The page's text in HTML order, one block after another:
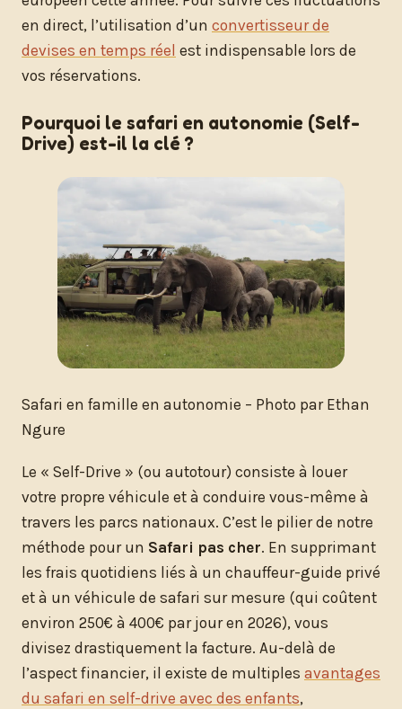
en direct, l’utilisation d’un convertisseur de
devises en temps réel est indispensable lors de
vos réservations.
Pourquoi le safari en autonomie (Self-
Drive) est-il la clé ?
Safari en famille en autonomie – Photo par Ethan
Ngure
Le « Self-Drive » (ou autotour) consiste à louer
votre propre véhicule et à conduire vous-même à
travers les parcs nationaux. C’est le pilier de notre
méthode pour un Safari pas cher. En supprimant
les frais quotidiens liés à un chauffeur-guide privé
et à un véhicule de safari sur mesure (qui coûtent
environ 250€ à 400€ par jour en 2026), vous
divisez drastiquement la facture. Au-delà de
l’aspect financier, il existe de multiples avantages
du safari en self-drive avec des enfants,